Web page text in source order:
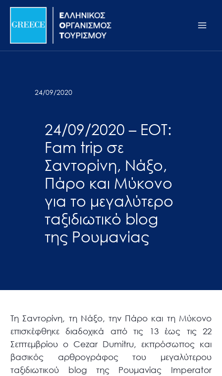
Σημείωση:
ιστότοπος
προσβασιμότητας.
Μετάβαση
περιεχόμενο
24/09/2020
24/09/2020 – ΕΟΤ:
Fam trip σε
Σαντορίνη, Νάξο,
Πάρο και Μύκονο
για το μεγαλύτερο
ταξιδιωτικό blog
της Ρουμανίας
Τη Σαντορίνη, τη Νάξο, την Πάρο και τη Μύκονο
επισκέφθηκε διαδοχικά από τις 13 έως τις 22
Σεπτεμβρίου ο Cezar Dumitru, εκπρόσωπος και
βασικός αρθρογράφος του μεγαλύτερου
ταξιδιωτικού blog της Ρουμανίας Imperator